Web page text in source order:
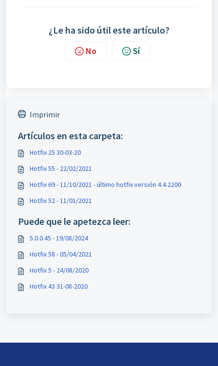
¿Le ha sido útil este artículo?
No Sí
Imprimir
Artículos en esta carpeta:
Hotfix 25 30-03-20
Hotfix 55 - 22/02/2021
Hotfix 69 - 11/10/2021 - último hotfix versión 4.4.2200
Hotfix 52 - 11/01/2021
Puede que le apetezca leer:
5.0.0.45 - 19/08/2024
Hotfix 58 - 05/04/2021
Hotfix 5 - 24/08/2020
Hotfix 43 31-08-2020